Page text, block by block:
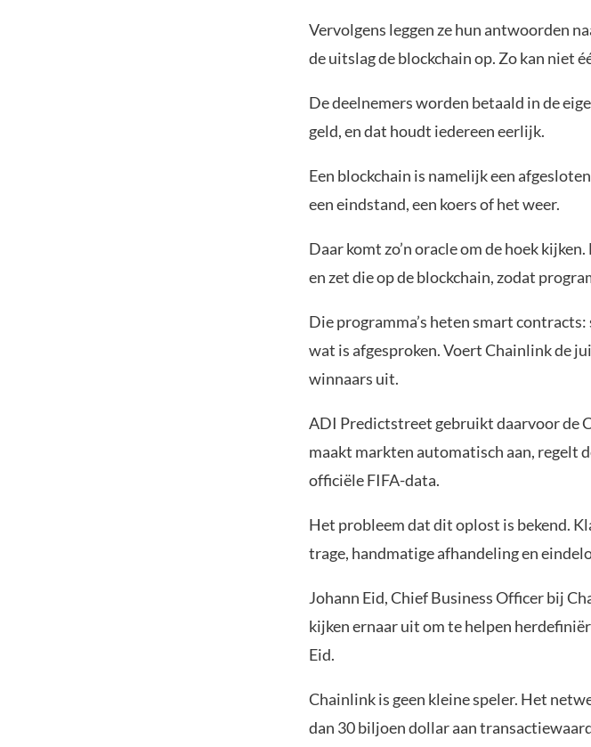
Vervolgens leggen ze hun antwoorden
de uitslag de blockchain op. Zo kan niet
De deelnemers worden betaald in de
geld, en dat houdt iedereen eerlijk.
Een blockchain is namelijk een
een eindstand, een koers of het weer.
Daar komt zo’n oracle om de hoek
en zet die op de blockchain, zodat
Die programma’s heten smart
wat is afgesproken. Voert Chainlink de
winnaars uit.
ADI Predictstreet gebruikt daarvoor de
maakt markten automatisch aan, regelt
officiële FIFA-data.
Het probleem dat dit oplost is bekend.
trage, handmatige afhandeling en
Johann Eid, Chief Business Officer bij
kijken ernaar uit om te helpen
Eid.
Chainlink is geen kleine speler. Het
dan 30 biljoen dollar aan